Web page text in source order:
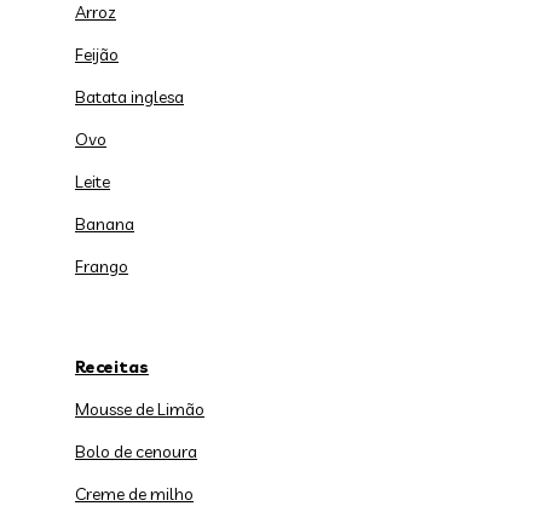
Arroz
Feijão
Batata inglesa
Ovo
Leite
Banana
Frango
Receitas
Mousse de Limão
Bolo de cenoura
Creme de milho